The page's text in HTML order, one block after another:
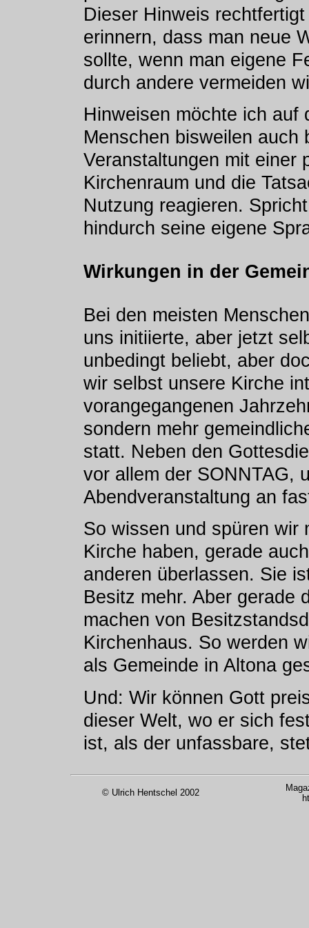
Dieser Hinweis
erinnern, dass man neue
sollte, wenn man eigene
durch andere vermeiden
Hinweisen möchte ich auf
Menschen bisweilen auch
Veranstaltungen mit einer
Kirchenraum und die
Nutzung reagieren.
hindurch seine eigene
Wirkungen in der
Bei den meisten
uns initiierte, aber jetzt
unbedingt beliebt, aber
wir selbst unsere Kirche
vorangegangenen
sondern mehr
statt. Neben den
vor allem der SONNTAG,
Abendveranstaltung an
So wissen und spüren wir
Kirche haben, gerade
anderen überlassen. Sie
Besitz mehr. Aber gerade
machen von
Kirchenhaus. So werden
als Gemeinde in Altona
Und: Wir können Gott
dieser Welt, wo er sich
ist, als der unfassbare,
© Ulrich Hentschel 2002